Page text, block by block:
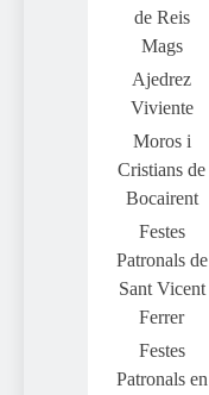
de Reis
Mags
Ajedrez
Viviente
Moros i
Cristians de
Bocairent
Festes
Patronals de
Sant Vicent
Ferrer
Festes
Patronals en